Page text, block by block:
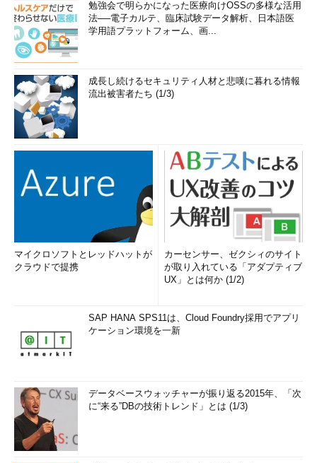
勉強会で明らかになった医療向けOSSの多様な活用
法──電子カルテ、臨床試験データ解析、日本語医
学用語プラットフォーム、画...
成長し続けるセキュリティ人材と悲嘆に暮れる情報
流出被害者たち (1/3)
マイクロソフトとレッドハットが
クラウドで提携
カーセンサー、ゼクシィのサイト
が取り入れている「アダプティブ
UX」とは何か (1/2)
SAP HANA SPS11は、Cloud Foundry採用でアプリ
ケーション環境を一新
データベースウォッチャーが振り返る2015年、「次
に“来る”DBの技術トレンド」とは (1/3)